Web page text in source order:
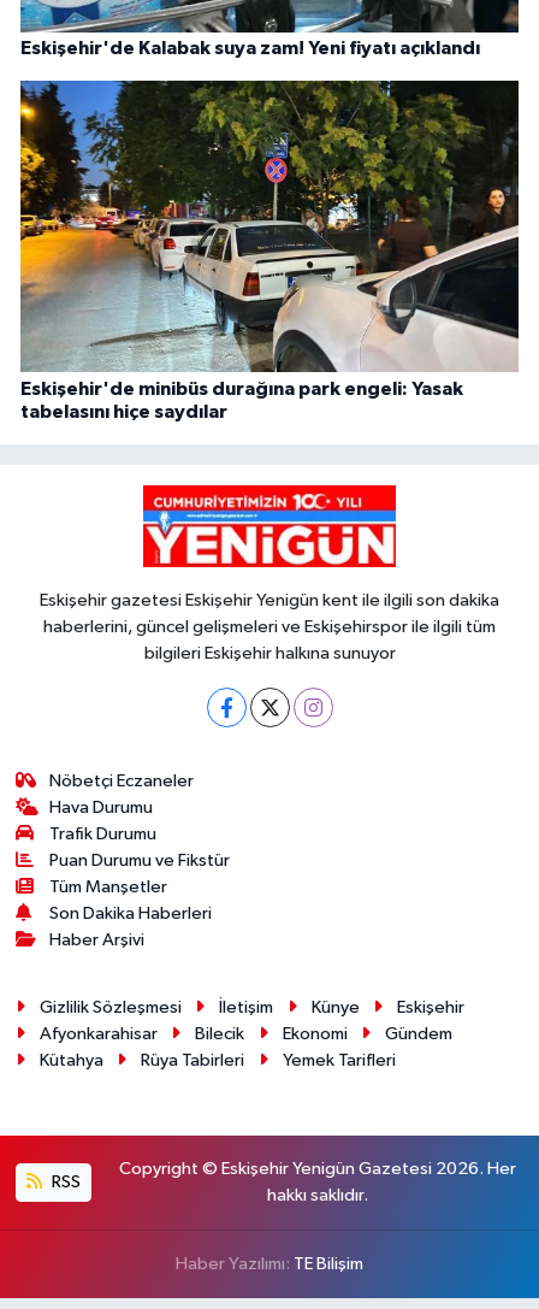
Eskişehir'de Kalabak suya zam! Yeni fiyatı açıklandı
Eskişehir'de minibüs durağına park engeli: Yasak
tabelasını hiçe saydılar
Eskişehir gazetesi Eskişehir Yenigün kent ile ilgili son dakika
haberlerini, güncel gelişmeleri ve Eskişehirspor ile ilgili tüm
bilgileri Eskişehir halkına sunuyor
Nöbetçi Eczaneler
Hava Durumu
Trafik Durumu
Puan Durumu ve Fikstür
Tüm Manşetler
Son Dakika Haberleri
Haber Arşivi
Gizlilik Sözleşmesi İletişim Künye
Eskişehir
Afyonkarahisar
Bilecik Ekonomi
Gündem
Kütahya
Rüya Tabirleri Yemek Tarifleri
RSS
Copyright © Eskişehir Yenigün Gazetesi 2026. Her
hakkı saklıdır.
Haber Yazılımı: TE Bilişim